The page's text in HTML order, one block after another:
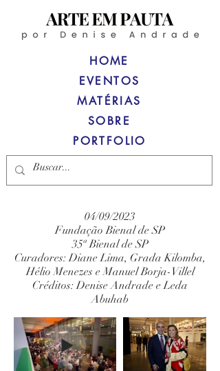
HOME
MATÉRIAS
SOBRE
PORTFOLIO
EVENTOS
04/09/2023
Fundação Bienal de SP
35ª Bienal de SP
Curadores: Diane Lima, Grada Kilomba,
Hélio Menezes e Manuel Borja-Villel
Créditos: Denise Andrade e Leda
Abuhab